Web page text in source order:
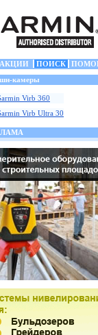
АКЦИИ ПОИСК
камеры
Virb 360
Virb Ultra 30